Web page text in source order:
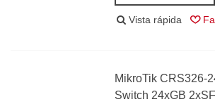
Vista rápida
MikroTik CRS326-
Switch 24xGB